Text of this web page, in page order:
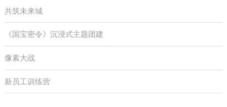
共筑未来城
《国宝密令》沉浸式主题团建
像素大战
新员工训练营